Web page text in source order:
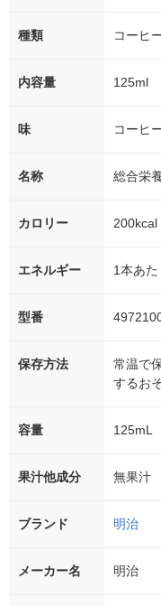
種類 コーヒ
内容量 125ml
味 コーヒ
名称 総合栄
カロリー 200kcal
エネルギー 1本あ
型番
保存方法
常温で
するお
容量 125mL
果汁他成分 無果汁
ブランド 明治
メーカー名 明治